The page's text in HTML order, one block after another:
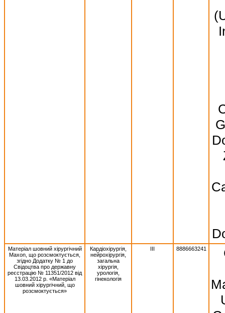
Матеріал шовний хірургічний
Махоn, що розсмоктується,
згідно Додатку № 1 до
Свідоцтва про державну
реєстрацію № 11351/2012 від
13.03.2012 р. «Матеріал
шовний хірургічний, що
розсмоктується»
Кардіохірургія,
нейрохірургія,
загальна
хірургія,
урологія,
гінекологія
III 8886663241